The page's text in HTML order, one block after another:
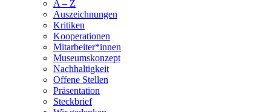
A – Z
Auszeichnungen
Kritiken
Kooperationen
Mitarbeiter*innen
Museumskonzept
Nachhaltigkeit
Offene Stellen
Präsentation
Steckbrief